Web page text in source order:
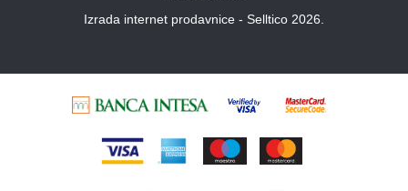
Izrada internet prodavnice - Selltico 2026.